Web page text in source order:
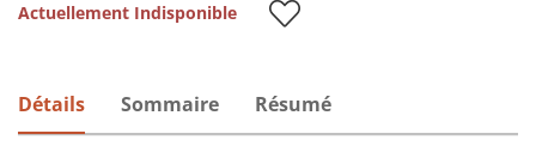
Actuellement Indisponible
Détails Sommaire Résumé